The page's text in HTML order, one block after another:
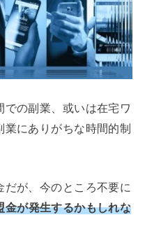
での副業、或いは在宅ワ
業にありがちな時間的制
が、今のところ不要に
金が発生するかもしれな